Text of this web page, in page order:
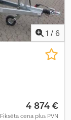
1 / 6
4 874 €
Fiksēta cena plus PVN